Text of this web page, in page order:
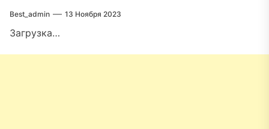
Best_admin 13 Ноября 2023
Загрузка…